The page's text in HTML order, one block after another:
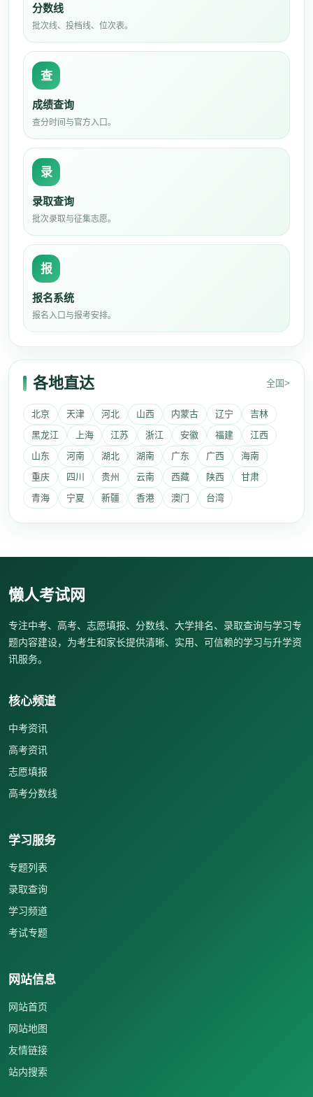
分数线
批次线、投档线、位次表。
查
成绩查询
查分时间与官方入口。
录
录取查询
批次录取与征集志愿。
报
报名系统
报名入口与报考安排。
各地直达 全国>
北京 天津 河北 山西 内蒙古 辽宁
吉林
黑龙江
上海 江苏 浙江 安徽 福建
江西
山东
河南 湖北 湖南 广东 广西
海南
重庆
四川 贵州 云南 西藏 陕西
甘肃
青海
宁夏 新疆 香港 澳门 台湾
懒人考试网
专注中考、高考、志愿填报、分数线、大学排名、录取查询与学习专
题内容建设，为考生和家长提供清晰、实用、可信赖的学习与升学资
讯服务。
核心频道
中考资讯
高考资讯
志愿填报
高考分数线
学习服务
专题列表
录取查询
学习频道
考试专题
网站信息
网站首页
网站地图
友情链接
站内搜索